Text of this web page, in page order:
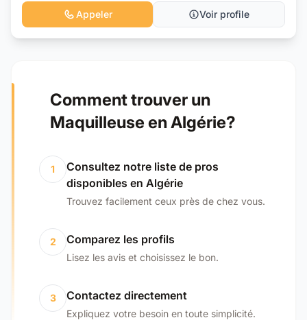
Appeler Voir profile
Comment trouver un
Maquilleuse en Algérie?
1
Consultez notre liste de pros
disponibles en Algérie
Trouvez facilement ceux près de chez vous.
2 Comparez les profils
Lisez les avis et choisissez le bon.
3 Contactez directement
Expliquez votre besoin en toute simplicité.